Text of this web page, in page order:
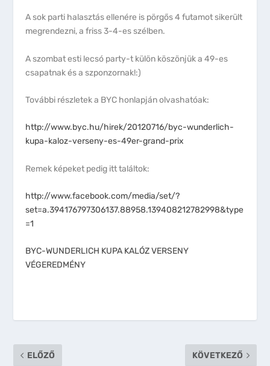
A sok parti halasztás ellenére is pörgős 4 futamot sikerült
megrendezni, a friss 3-4-es szélben.
A szombat esti lecsó party-t külön köszönjük a 49-es
csapatnak és a szponzornak!:)
További részletek a BYC honlapján olvashatóak:
http://www.byc.hu/hirek/20120716/byc-wunderlich-
kupa-kaloz-verseny-es-49er-grand-prix
Remek képeket pedig itt találtok:
http://www.facebook.com/media/set/?
set=a.394176797306137.88958.139408212782998&type
=1
BYC-WUNDERLICH KUPA KALÓZ VERSENY
VÉGEREDMÉNY
ELŐZŐ KÖVETKEZŐ